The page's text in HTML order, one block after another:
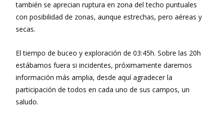
también se aprecian ruptura en zona del techo puntuales
con posibilidad de zonas, aunque estrechas, pero aéreas y
secas.
El tiempo de buceo y exploración de 03:45h. Sobre las 20h
estábamos fuera si incidentes, próximamente daremos
información más amplia, desde aquí agradecer la
participación de todos en cada uno de sus campos, un
saludo.